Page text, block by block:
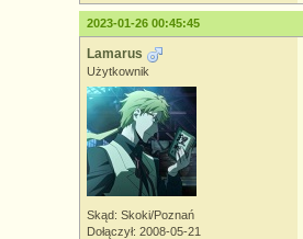
2023-01-26 00:45:45
Lamarus
Użytkownik
Skąd: Skoki/Poznań
Dołączył: 2008-05-21